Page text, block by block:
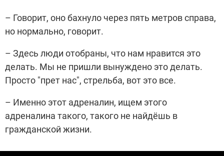
– Говорит, оно бахнуло через пять метров справа,
но нормально, говорит.
– Здесь люди отобраны, что нам нравится это
делать. Мы не пришли вынуждено это делать.
Просто "прет нас", стрельба, вот это все.
– Именно этот адреналин, ищем этого
адреналина такого, такого не найдёшь в
гражданской жизни.